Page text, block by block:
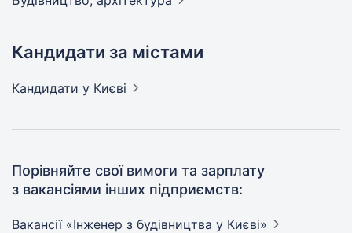
Кандидати за містами
Кандидати у Києві
Порівняйте свої вимоги та зарплату
з вакансіями інших підприємств:
Вакансії «Інженер з будівництва у Києві»